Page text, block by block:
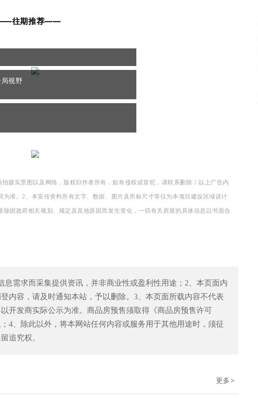
往期推荐——
视野
摄实景图以及网络，版权归作者所有，如有侵权或冒犯，请联系删除！ 以上广告内
为准。2、本宣传资料所有文字、数据、图片及所标尺寸等仅为本项目建设区域设计
因政府相关规划、规定及其他原因而发生变化，一切有关房屋的具体信息以书面合
需求而采集提供资讯，并非商业性或盈利性用途；2、本页面内
内容，请及时通知本站，予以删除。3、本页面所载内容不代表
开发商实际公示为准。商品房预售须取得《商品房预售许可
4、除此以外，将本网站任何内容或服务用于其他用途时，须征
追究权。
更多 >